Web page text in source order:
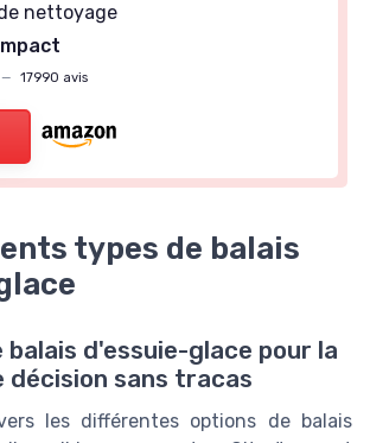
nettoyage
— 17990 avis
types de balais
balais d'essuie-glace pour la
décision sans tracas
les différentes options de balais